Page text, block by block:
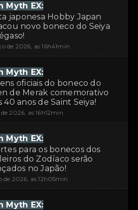
Myth EX:
japonesa Hobby Japan
novo boneco do Seiya
de 2026, as 16h41min
Myth EX:
oficiais do boneco do
de Merak comemorativo
40 anos de Saint Seiya!
2026, as 16h12min
Myth EX:
para os bonecos dos
do Zodíaco serão
no Japão!
de 2026, as 12h05min
Myth EX: